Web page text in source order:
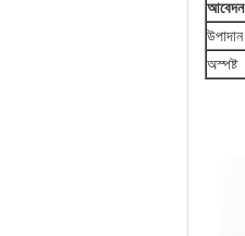
আবেদন
উপাদান
অস্পষ্ট